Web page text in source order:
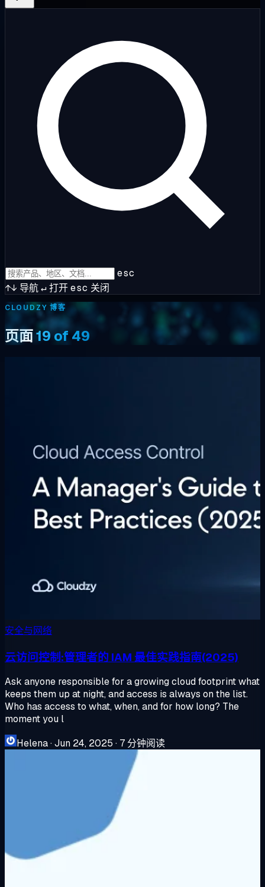
esc
↑↓ 导航↵打开esc 关闭
CLOUDZY 博客
页面19 of 49
安全与网络
云访问控制:管理者的 IAM 最佳实践指南(2025)
Ask anyone responsible for a growing cloud footprint what
keeps them up at night, and access is always on the list.
Who has access to what, when, and for how long? The
moment you l
Helena·Jun 24, 2025 · 7 分钟阅读